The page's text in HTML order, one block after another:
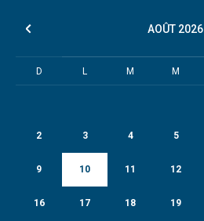
AOÛT 2026
D L M M
2 3 4 5
9 10 11 12
16 17 18 19